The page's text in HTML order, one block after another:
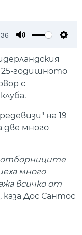
годишното
с
на 19
две много
много
всичко от
каза Дос Сантос